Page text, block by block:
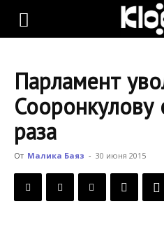
KLOOP.KG
Новости
Кыргызстана
Парламент
Сооронкулову
раза
От Малика Баяз - 30 июня 2015